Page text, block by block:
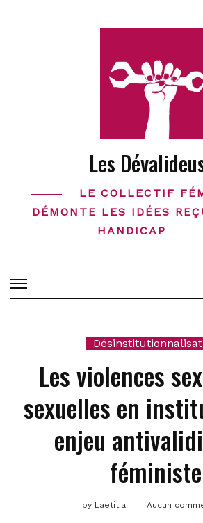
Les
LE COLLECTIF
DÉMONTE LES IDÉES
HANDICAP
Les violences
sexuelles en
enjeu
féministe
byLaetitia Aucun